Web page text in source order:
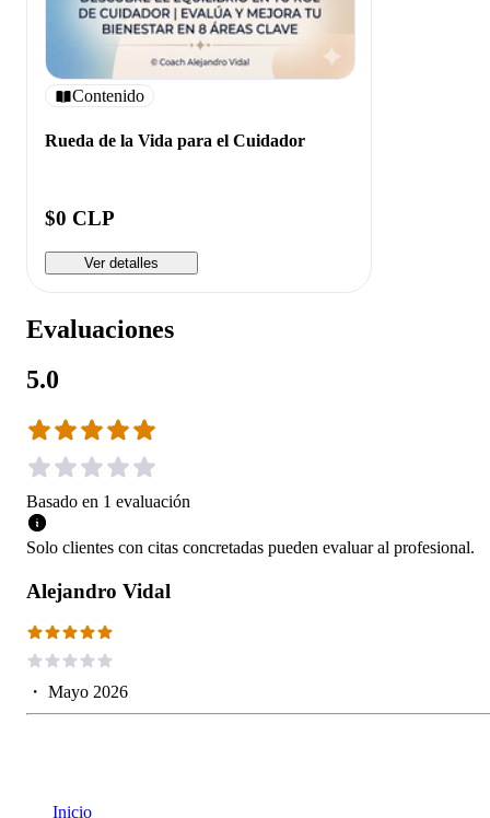
Contenido
Rueda de la Vida para el Cuidador
$0 CLP
Ver detalles
Evaluaciones
5.0
Basado en 1 evaluación
Solo clientes con citas concretadas pueden evaluar al profesional.
Alejandro Vidal
・ Mayo 2026
Inicio